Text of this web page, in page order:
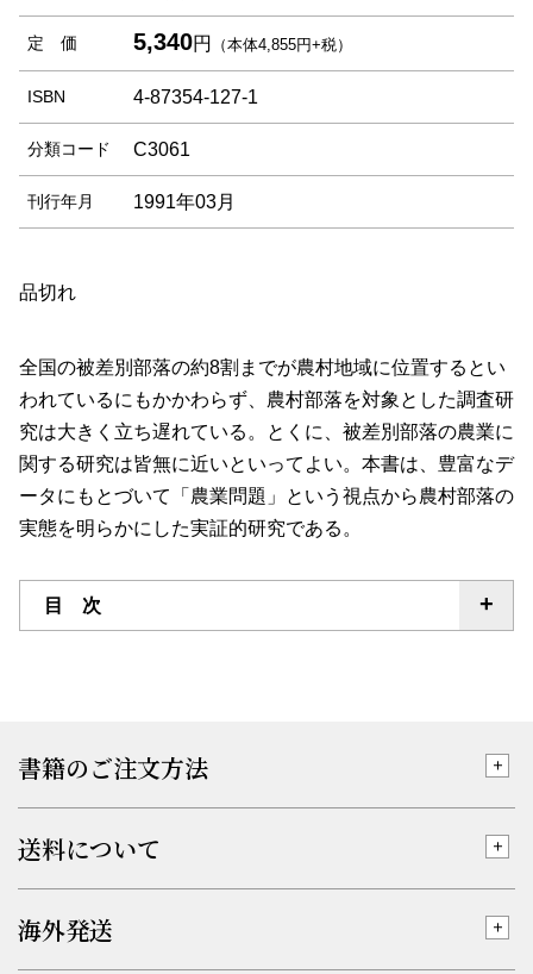
定 価 5,340円 （本体4,855円+税）
ISBN 4-87354-127-1
分類コード C3061
刊行年月 1991年03月
品切れ
全国の被差別部落の約8割までが農村地域に位置するとい
われているにもかかわらず、農村部落を対象とした調査研
究は大きく立ち遅れている。とくに、被差別部落の農業に
関する研究は皆無に近いといってよい。本書は、豊富なデ
ータにもとづいて「農業問題」という視点から農村部落の
実態を明らかにした実証的研究である。
目 次
書籍のご注文方法
送料について
海外発送